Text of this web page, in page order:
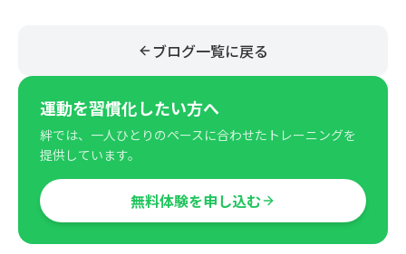
ブログ一覧に戻る
運動を習慣化したい方へ
絆では、一人ひとりのペースに合わせたトレーニングを
提供しています。
無料体験を申し込む